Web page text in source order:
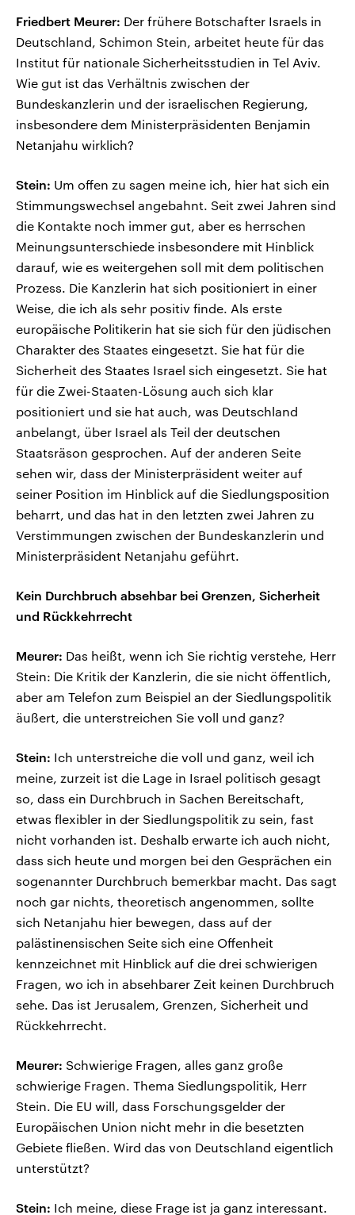
Friedbert Meurer: Der frühere Botschafter Israels in
Deutschland, Schimon Stein, arbeitet heute für das
Institut für nationale Sicherheitsstudien in Tel Aviv.
Wie gut ist das Verhältnis zwischen der
Bundeskanzlerin und der israelischen Regierung,
insbesondere dem Ministerpräsidenten Benjamin
Netanjahu wirklich?
Stein: Um offen zu sagen meine ich, hier hat sich ein
Stimmungswechsel angebahnt. Seit zwei Jahren sind
die Kontakte noch immer gut, aber es herrschen
Meinungsunterschiede insbesondere mit Hinblick
darauf, wie es weitergehen soll mit dem politischen
Prozess. Die Kanzlerin hat sich positioniert in einer
Weise, die ich als sehr positiv finde. Als erste
europäische Politikerin hat sie sich für den jüdischen
Charakter des Staates eingesetzt. Sie hat für die
Sicherheit des Staates Israel sich eingesetzt. Sie hat
für die Zwei-Staaten-Lösung auch sich klar
positioniert und sie hat auch, was Deutschland
anbelangt, über Israel als Teil der deutschen
Staatsräson gesprochen. Auf der anderen Seite
sehen wir, dass der Ministerpräsident weiter auf
seiner Position im Hinblick auf die Siedlungsposition
beharrt, und das hat in den letzten zwei Jahren zu
Verstimmungen zwischen der Bundeskanzlerin und
Ministerpräsident Netanjahu geführt.
Kein Durchbruch absehbar bei Grenzen, Sicherheit
und Rückkehrrecht
Meurer: Das heißt, wenn ich Sie richtig verstehe, Herr
Stein: Die Kritik der Kanzlerin, die sie nicht öffentlich,
aber am Telefon zum Beispiel an der Siedlungspolitik
äußert, die unterstreichen Sie voll und ganz?
Stein: Ich unterstreiche die voll und ganz, weil ich
meine, zurzeit ist die Lage in Israel politisch gesagt
so, dass ein Durchbruch in Sachen Bereitschaft,
etwas flexibler in der Siedlungspolitik zu sein, fast
nicht vorhanden ist. Deshalb erwarte ich auch nicht,
dass sich heute und morgen bei den Gesprächen ein
sogenannter Durchbruch bemerkbar macht. Das sagt
noch gar nichts, theoretisch angenommen, sollte
sich Netanjahu hier bewegen, dass auf der
palästinensischen Seite sich eine Offenheit
kennzeichnet mit Hinblick auf die drei schwierigen
Fragen, wo ich in absehbarer Zeit keinen Durchbruch
sehe. Das ist Jerusalem, Grenzen, Sicherheit und
Rückkehrrecht.
Meurer: Schwierige Fragen, alles ganz große
schwierige Fragen. Thema Siedlungspolitik, Herr
Stein. Die EU will, dass Forschungsgelder der
Europäischen Union nicht mehr in die besetzten
Gebiete fließen. Wird das von Deutschland eigentlich
unterstützt?
Stein: Ich meine, diese Frage ist ja ganz interessant.